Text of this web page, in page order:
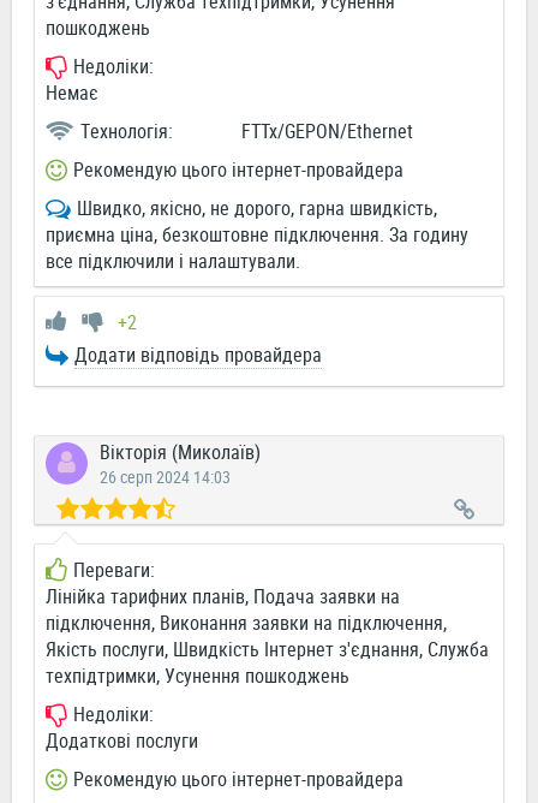
пошкоджень
Недоліки:
Немає
Технологія:
FTTx/GEPON/Ethernet
Рекомендую цього інтернет-провайдера
Швидко, якісно, не дорого, гарна швидкість,
приємна ціна, безкоштовне підключення. За годину
все підключили і налаштували.
+2
Додати відповідь провайдера
Вікторія (Миколаїв)
26 серп 2024 14:03
Переваги:
Лінійка тарифних планів, Подача заявки на
підключення, Виконання заявки на підключення,
Якість послуги, Швидкість Інтернет з'єднання, Служба
техпідтримки, Усунення пошкоджень
Недоліки:
Додаткові послуги
Рекомендую цього інтернет-провайдера